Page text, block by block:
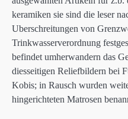
keramiken sie sind die leser
Uberschreitungen von
Trinkwasserverordnung
befindet umherwandern das
diesseitigen Reliefbildern bei
Kobis; in Rausch wurden
hingerichteten Matrosen